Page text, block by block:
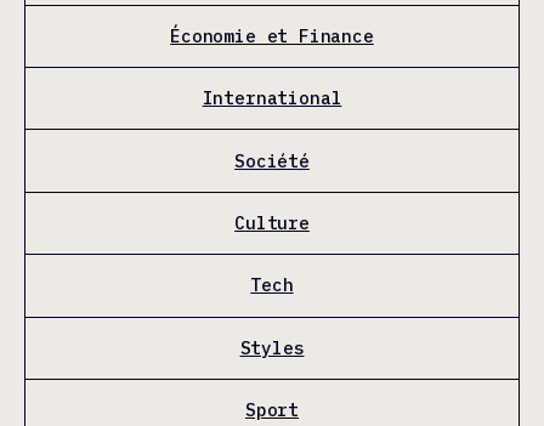
Économie et Finance
International
Société
Culture
Tech
Styles
Sport